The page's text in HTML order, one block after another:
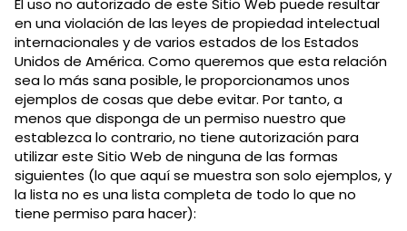
El uso no autorizado de este Sitio Web puede resultar
en una violación de las leyes de propiedad intelectual
internacionales y de varios estados de los Estados
Unidos de América. Como queremos que esta relación
sea lo más sana posible, le proporcionamos unos
ejemplos de cosas que debe evitar. Por tanto, a
menos que disponga de un permiso nuestro que
establezca lo contrario, no tiene autorización para
utilizar este Sitio Web de ninguna de las formas
siguientes (lo que aquí se muestra son solo ejemplos, y
la lista no es una lista completa de todo lo que no
tiene permiso para hacer):